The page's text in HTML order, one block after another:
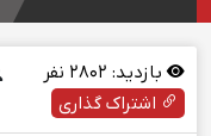
بازدید: نفر
اشتراک گذاری